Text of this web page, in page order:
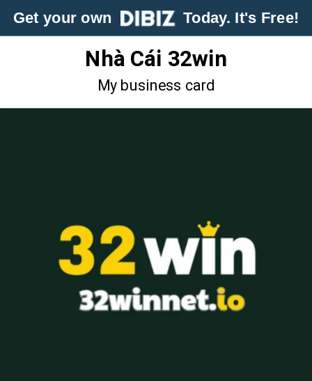
Get your own Today. It's Free!
Nhà Cái 32win
My business card